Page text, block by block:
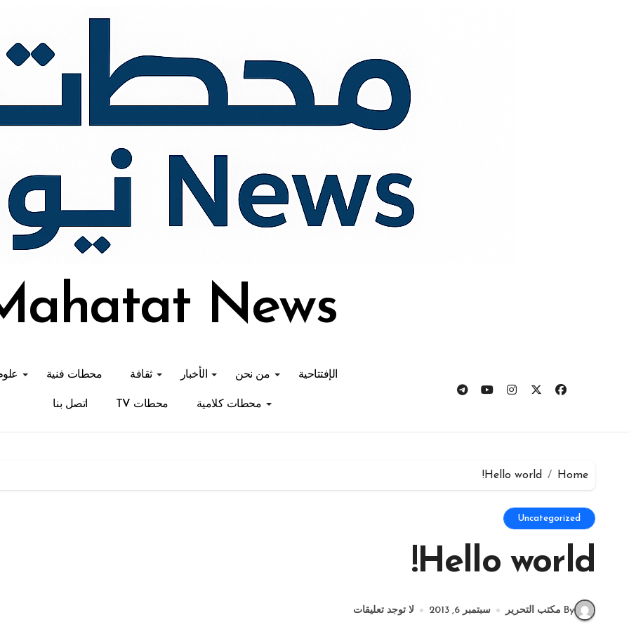
News
الإفتتاحية من نحن الأخبار ثقافة محطات فنية
محطات كلامية محطات TV اتصل بنا
Home
Hello world!
Uncategorized
Hello world!
By مكتب التحرير سبتمبر 6, 2013 لا توجد تعليقات